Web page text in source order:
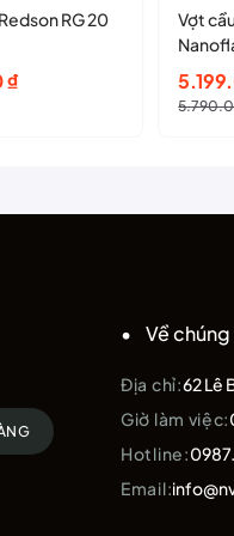
RG 20
₫
Vợt
Giá
gốc
Giá
hiện
Về
Địa chỉ:62 Lê
Giờ làm việc:
Hotline:
Email: